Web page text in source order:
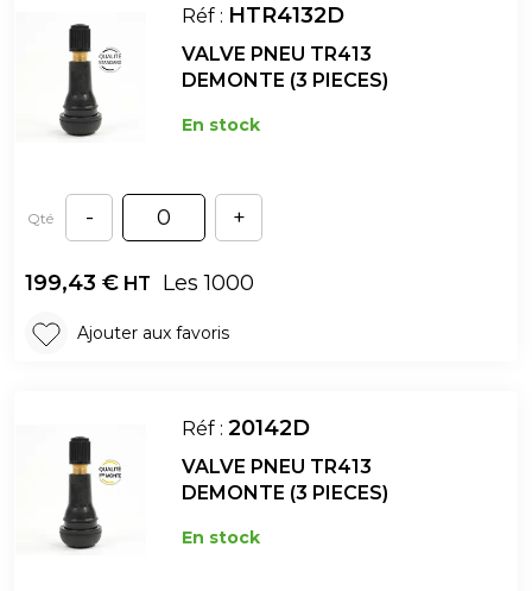
Réf : HTR4132D
VALVE PNEU TR413
DEMONTE (3 PIECES)
En stock
Qté - +
199,43 € HT Les 1000
Ajouter aux favoris
Réf : 20142D
VALVE PNEU TR413
DEMONTE (3 PIECES)
En stock